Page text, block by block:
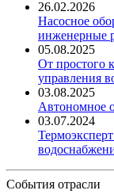
26.02.2026
Насосное
инженерные
05.08.2025
От простого
управления
03.08.2025
Автономное
03.07.2024
События отрасли